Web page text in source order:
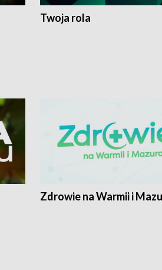
Twoja rola
Zdrowie na Warmii i